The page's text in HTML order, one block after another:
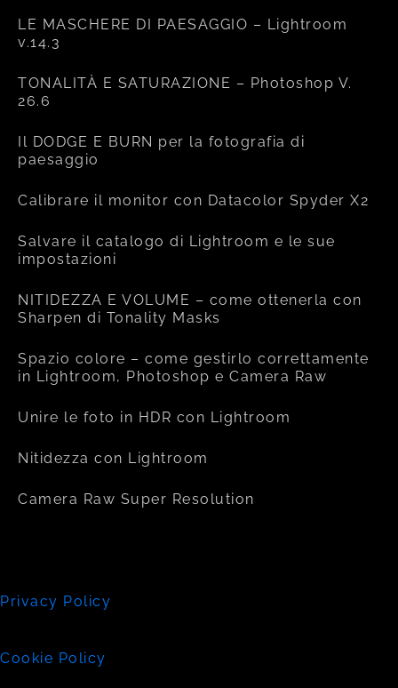
LE MASCHERE DI PAESAGGIO – Lightroom
v.14.3
TONALITÀ E SATURAZIONE – Photoshop V.
26.6
Il DODGE E BURN per la fotografia di
paesaggio
Calibrare il monitor con Datacolor Spyder X2
Salvare il catalogo di Lightroom e le sue
impostazioni
NITIDEZZA E VOLUME – come ottenerla con
Sharpen di Tonality Masks
Spazio colore – come gestirlo correttamente
in Lightroom, Photoshop e Camera Raw
Unire le foto in HDR con Lightroom
Nitidezza con Lightroom
Camera Raw Super Resolution
Privacy Policy
Cookie Policy